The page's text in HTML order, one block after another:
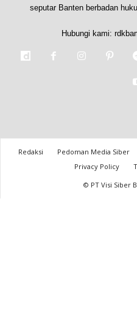
seputar Banten berbadan
Hubungi kami:
Redaksi Pedoman Media Siber
Privacy Policy
© PT Visi Siber